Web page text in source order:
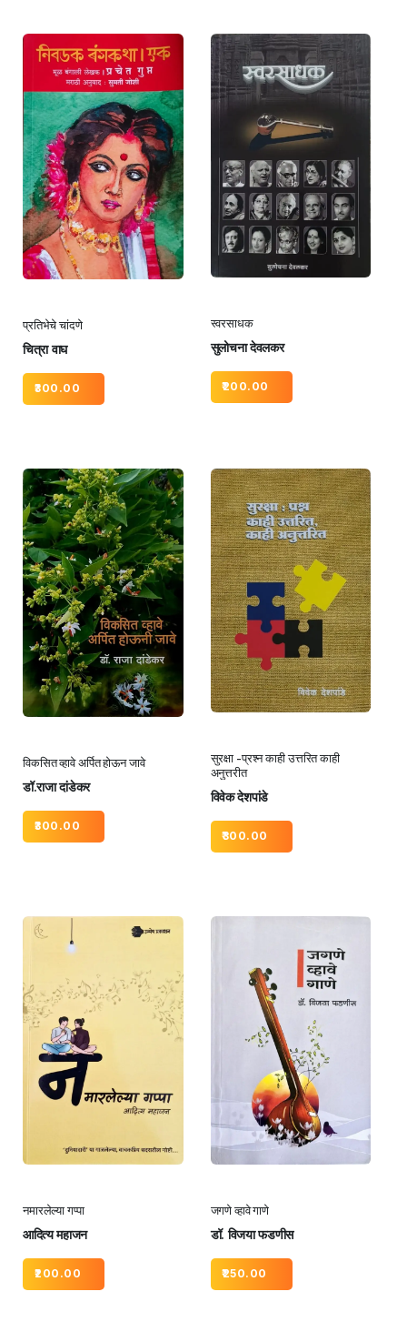
प्रतिभेचे चांदणे
चित्रा वाघ
300.00
स्वरसाधक
सुलोचना देवलकर
200.00
विकसित व्हावे अर्पित होऊन जावे
डॉ.राजा दांडेकर
300.00
सुरक्षा -प्रश्न काही उत्तरित काही
अनुत्तरीत
विवेक देशपांडे
300.00
नमारलेल्या गप्पा
आदित्य महाजन
200.00
जगणे व्हावे गाणे
डॉ. विजया फडणीस
250.00